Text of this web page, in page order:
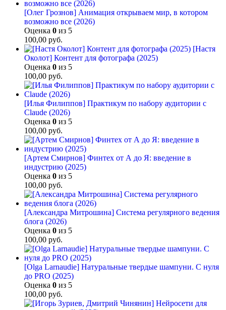
[Олег Грознов] Анимация открываем мир, в котором
возможно все (2026)
Оценка 0 из 5
100,00 руб.
[Настя
Околот] Контент для фотографа (2025)
Оценка 0 из 5
100,00 руб.
[Илья Филиппов] Практикум по набору аудитории с
Claude (2026)
Оценка 0 из 5
100,00 руб.
[Артем Смирнов] Финтех от А до Я: введение в
индустрию (2025)
Оценка 0 из 5
100,00 руб.
[Александра Митрошина] Система регулярного ведения
блога (2026)
Оценка 0 из 5
100,00 руб.
[Olga Larnaudie] Натуральные твердые шампуни. С нуля
до PRO (2025)
Оценка 0 из 5
100,00 руб.